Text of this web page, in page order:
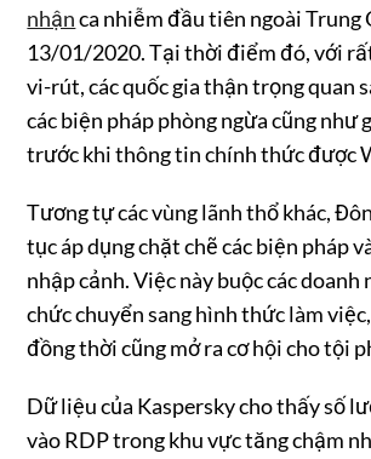
nhậnca nhiễm đầu tiên ngoài Trung
13/01/2020. Tại thời điểm đó, với
vi-rút, các quốc gia thận trọng quan
các biện pháp phòng ngừa cũng như
trước khi thông tin chính thức được
Tương tự các vùng lãnh thổ khác,
tục áp dụng chặt chẽ các biện pháp
nhập cảnh. Việc này buộc các doanh
chức chuyển sang hình thức làm
đồng thời cũng mở ra cơ hội cho tội
Dữ liệu của Kaspersky cho thấy số
vào RDP trong khu vực tăng chậm